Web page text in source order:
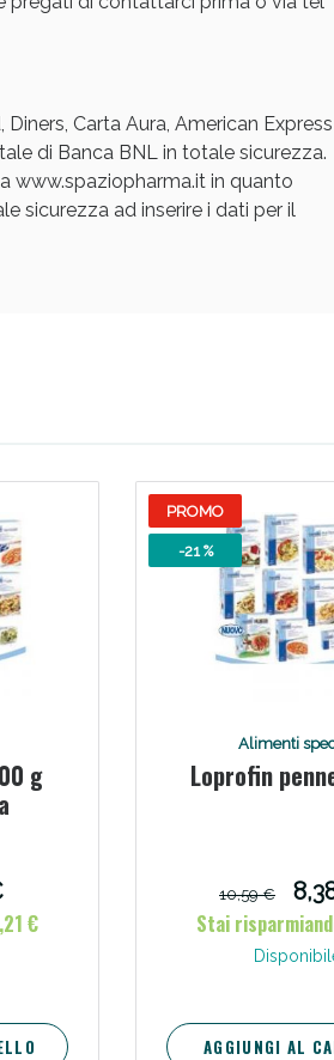
Carta Aura, American Express
di Banca BNL in totale sicurezza.
www.spaziopharma.it in quanto
sicurezza ad inserire i dati per il
g
€
PROMO
-21 %
Alimenti
Loprofin
10,59 €
Stai
AGGIUNGI AL